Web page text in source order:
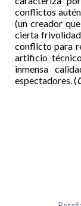
conflictos
(un creador
cierta
conflicto para
artificio
inmensa
espectadores. (